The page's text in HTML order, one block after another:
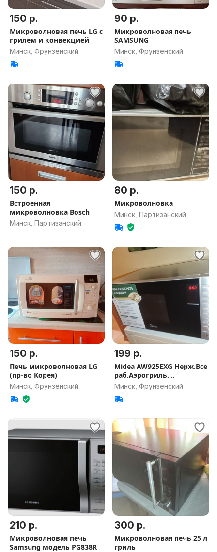
150 р.
Микроволновая печь LG с
грилем и конвекцией
Минск, Фрунзенский
90 р.
Микроволновая печь
SAMSUNG
Минск, Фрунзенский
150 р.
Встроенная
микроволновка Bosch
Минск, Партизанский
80 р.
Микроволновка
Минск, Партизанский
150 р.
Печь микроволновая LG
(пр-во Корея)
Минск, Фрунзенский
199 р.
Midea AW925EXG Нерж.Все
раб.Аэрогриль.
Микров.Пров
Минск, Фрунзенский
210 р.
Микроволновая печь
Samsung модель PG838R
300 р.
Микроволновая печь 25 л
гриль